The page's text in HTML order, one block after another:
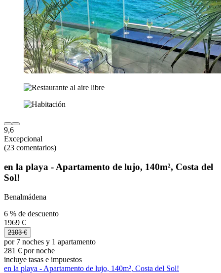
9,6
Excepcional
(23 comentarios)
en la playa - Apartamento de lujo, 140m², Costa del
Sol!
Benalmádena
6 % de descuento
1969 €
2103 €
por 7 noches y 1 apartamento
281 € por noche
incluye tasas e impuestos
en la playa - Apartamento de lujo, 140m², Costa del Sol!